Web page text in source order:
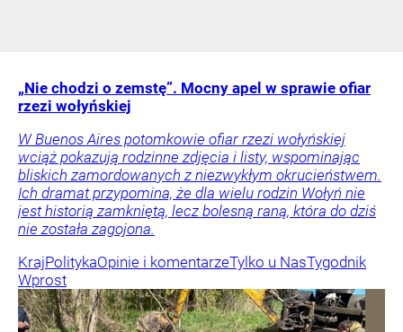
„Nie chodzi o zemstę”. Mocny apel w sprawie ofiar
rzezi wołyńskiej
W Buenos Aires potomkowie ofiar rzezi wołyńskiej
wciąż pokazują rodzinne zdjęcia i listy, wspominając
bliskich zamordowanych z niezwykłym okrucieństwem.
Ich dramat przypomina, że dla wielu rodzin Wołyń nie
jest historią zamkniętą, lecz bolesną raną, która do dziś
nie została zagojona.
KrajPolitykaOpinie i komentarzeTylko u NasTygodnik
Wprost